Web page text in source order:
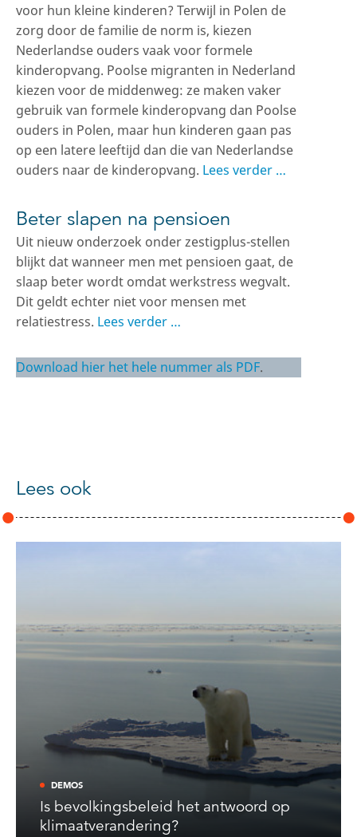
voor hun kleine kinderen? Terwijl in Polen de
zorg door de familie de norm is, kiezen
Nederlandse ouders vaak voor formele
kinderopvang. Poolse migranten in Nederland
kiezen voor de middenweg: ze maken vaker
gebruik van formele kinderopvang dan Poolse
ouders in Polen, maar hun kinderen gaan pas
op een latere leeftijd dan die van Nederlandse
ouders naar de kinderopvang. Lees verder …
Beter slapen na pensioen
Uit nieuw onderzoek onder zestigplus-stellen
blijkt dat wanneer men met pensioen gaat, de
slaap beter wordt omdat werkstress wegvalt.
Dit geldt echter niet voor mensen met
relatiestress. Lees verder …
Download hier het hele nummer als PDF.
Lees ook
DEMOS
Is bevolkingsbeleid het antwoord op
klimaatverandering?